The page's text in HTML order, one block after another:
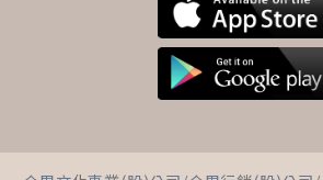
「謝謝你們，沒